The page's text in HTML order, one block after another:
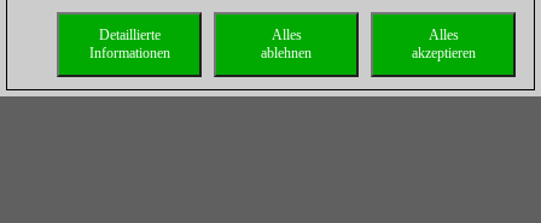
Alles
akzeptieren
Alles
ablehnen
Detaillierte
Informationen